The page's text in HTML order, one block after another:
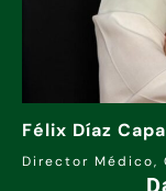
Félix Díaz
Director Médico,